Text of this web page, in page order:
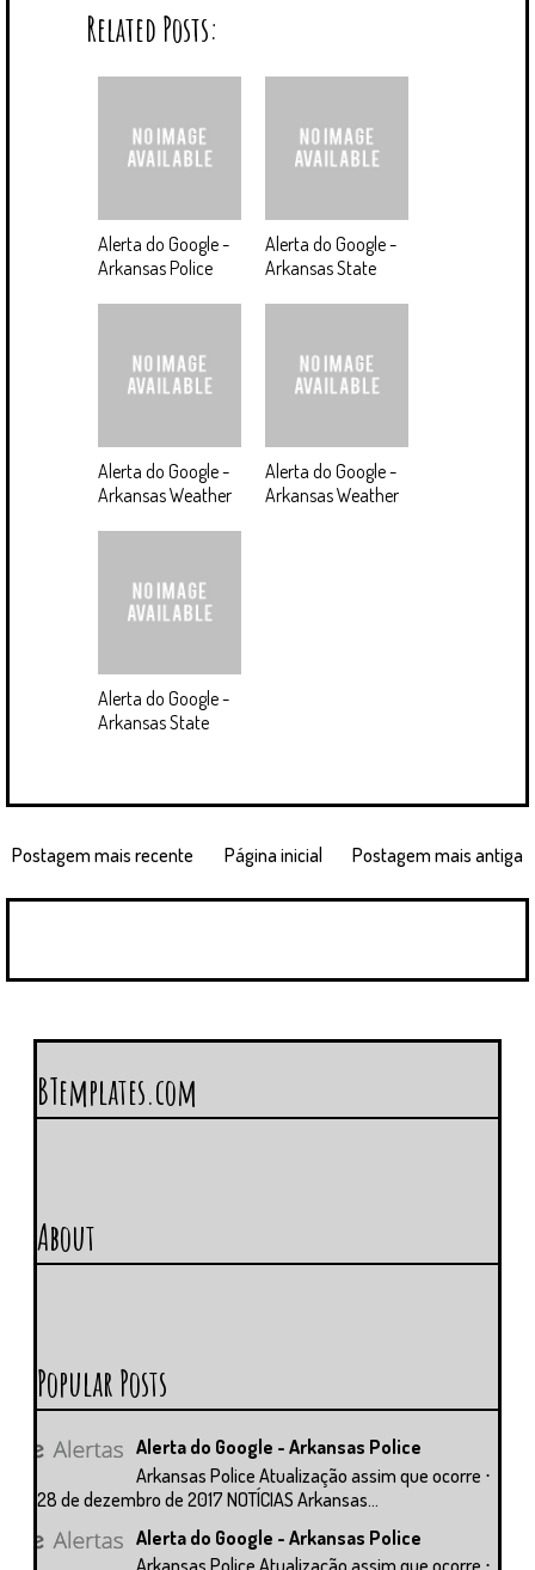
Related Posts:
Alerta do Google -
Arkansas Police
Alerta do Google -
Arkansas State
Alerta do Google -
Arkansas Weather
Alerta do Google -
Arkansas Weather
Alerta do Google -
Arkansas State
Postagem mais recente Postagem mais antiga
Página inicial
BTemplates.com
About
Popular Posts
Alerta do Google - Arkansas Police
Arkansas Police Atualização assim que ocorre ⋅
28 de dezembro de 2017 NOTÍCIAS Arkansas...
Alerta do Google - Arkansas Police
Arkansas Police Atualização assim que ocorre ⋅